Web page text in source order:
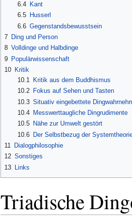
6.4
Kant
6.5
Husserl
6.6 Gegenstandsbewusstsein
7 Ding und Person
8 Volldinge und Halbdinge
9 Populärwissenschaft
10 Kritik
10.1
Kritik aus dem Buddhismus
10.2
Fokus auf Sehen und Tasten
10.3 Situativ eingebettete
10.4
Messwerttaugliche Dingrudimente
10.5
Nähe zur Umwelt gestört
10.6 Der Selbstbezug der
11 Dialogphilosophie
12 Sonstiges
13 Links
Triadische